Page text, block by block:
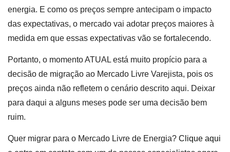
energia. E como os preços sempre antecipam o impacto
das expectativas, o mercado vai adotar preços maiores à
medida em que essas expectativas vão se fortalecendo.
Portanto, o momento ATUAL está muito propício para a
decisão de migração ao Mercado Livre Varejista, pois os
preços ainda não refletem o cenário descrito aqui. Deixar
para daqui a alguns meses pode ser uma decisão bem
ruim.
Quer migrar para o Mercado Livre de Energia? Clique aqui